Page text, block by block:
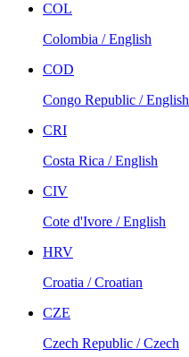
COL
Colombia / English
COD
Congo Republic / English
CRI
Costa Rica / English
CIV
Cote d'Ivore / English
HRV
Croatia / Croatian
CZE
Czech Republic / Czech